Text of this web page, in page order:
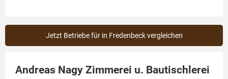
Jetzt Betriebe für in Fredenbeck vergleichen
Andreas Nagy Zimmerei u. Bautischlerei